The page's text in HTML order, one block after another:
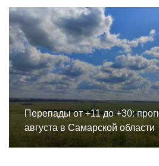
Перепады от +11 до +30:
августа в Самарской области